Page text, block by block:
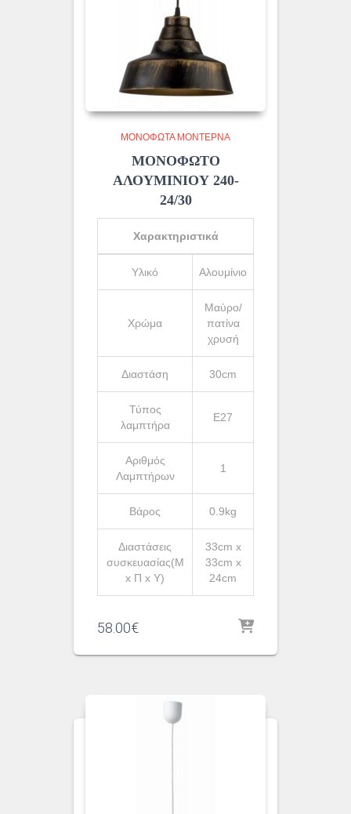
ΜΟΝΌΦΩΤΑ ΜΟΝΤΈΡΝΑ
ΜΟΝΟΦΩΤΟ
ΑΛΟΥΜΙΝΙΟΥ 240-
24/30
Χαρακτηριστικά
Υλικό Αλουμίνιο
Χρώμα
Μαύρο/
πατίνα
χρυσή
Διαστάση 30cm
Τύπος
λαμπτήρα
Ε27
Αριθμός
Λαμπτήρων
1
Βάρος 0.9kg
Διαστάσεις
συσκευασίας(Μ
x Π x Υ)
33cm x
33cm x
24cm
58.00€